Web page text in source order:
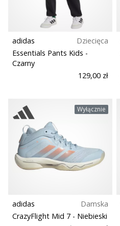
adidas
Dziecięca
Essentials Pants Kids -
Czarny
129,00 zł
Wyłącznie
adidas
Damska
CrazyFlight Mid 7 - Niebieski